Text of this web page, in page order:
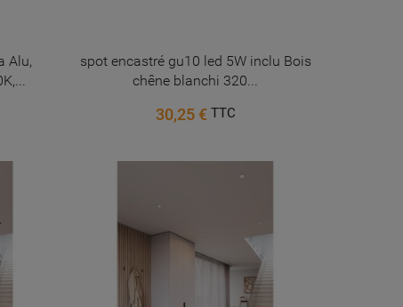
Alu,
spot encastré gu10 led 5W inclu Bois
chêne blanchi 320...
30,25 € TTC